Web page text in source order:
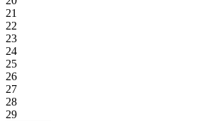
21
22
23
24
25
26
27
28
29